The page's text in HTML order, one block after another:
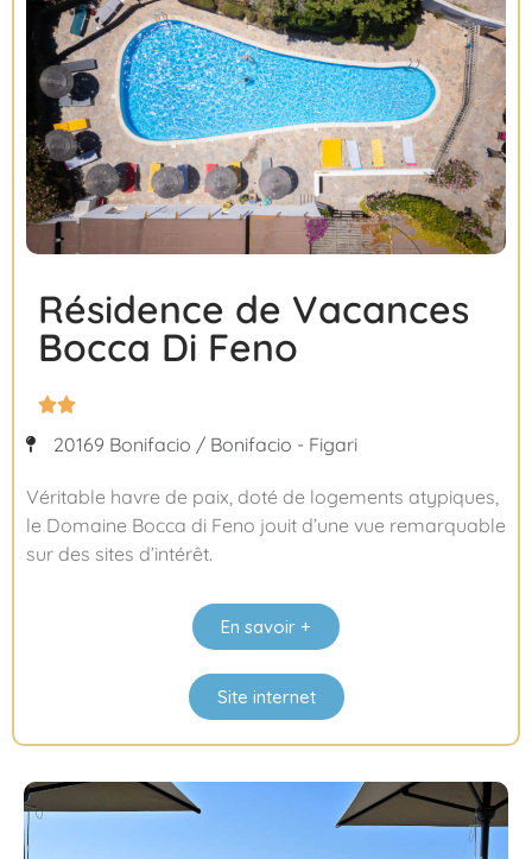
Résidence de Vacances
Bocca Di Feno

20169 Bonifacio / Bonifacio - Figari
Véritable havre de paix, doté de logements atypiques,
le Domaine Bocca di Feno jouit d’une vue remarquable
sur des sites d’intérêt.
En savoir +
Site internet